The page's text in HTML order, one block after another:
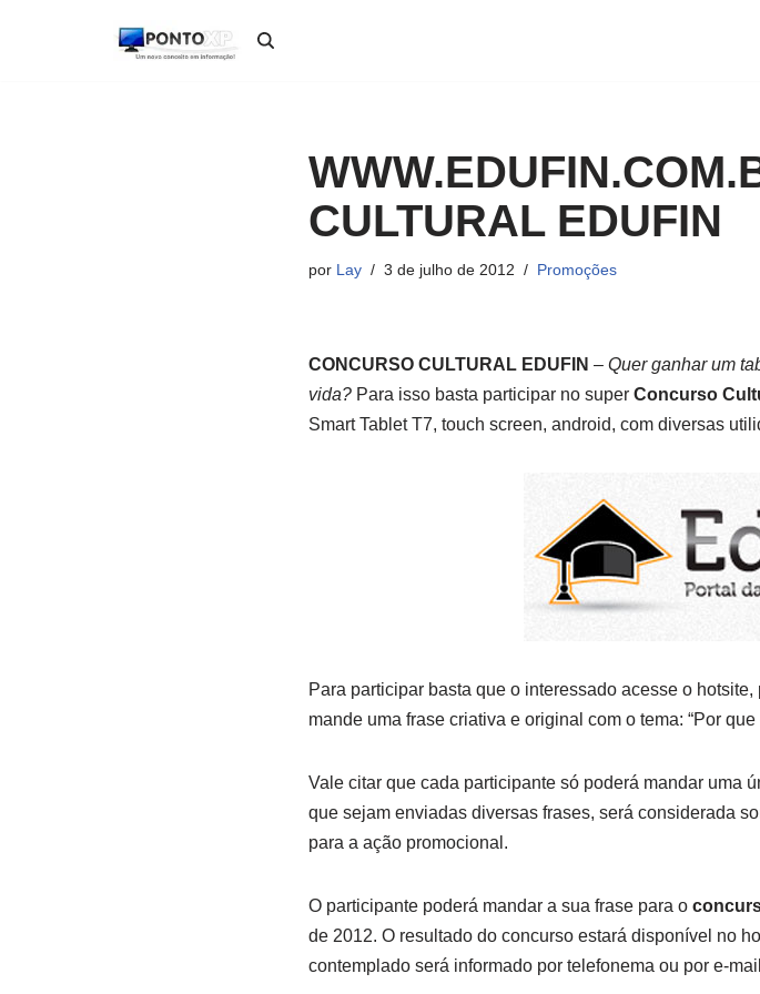
CULTURAL EDUFIN
por Lay 3 de julho de 2012 Promoções
CONCURSO CULTURAL EDUFIN – Quer ganhar um
vida?Para isso basta participar no super Concurso
Smart Tablet T7, touch screen, android, com diversas
Para participar basta que o interessado acesse o
mande uma frase criativa e original com o tema: “Por
Vale citar que cada participante só poderá mandar uma
que sejam enviadas diversas frases, será considerada
para a ação promocional.
O participante poderá mandar a sua frase para o
de 2012. O resultado do concurso estará disponível no
contemplado será informado por telefonema ou por e-